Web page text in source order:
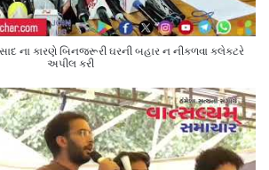
ના કારણે બિનજરૂરી ઘરની બહાર ન નીકળવા કલેક્ટરે
અપીલ કરી